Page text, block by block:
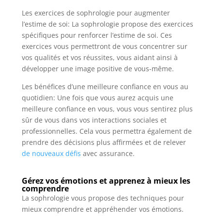
Les exercices de sophrologie pour augmenter
l’estime de soi: La sophrologie propose des exercices
spécifiques pour renforcer l’estime de soi. Ces
exercices vous permettront de vous concentrer sur
vos qualités et vos réussites, vous aidant ainsi à
développer une image positive de vous-même.
Les bénéfices d’une meilleure confiance en vous au
quotidien: Une fois que vous aurez acquis une
meilleure confiance en vous, vous vous sentirez plus
sûr de vous dans vos interactions sociales et
professionnelles. Cela vous permettra également de
prendre des décisions plus affirmées et de relever
de nouveaux défis avec assurance.
Gérez vos émotions et apprenez à mieux les
comprendre
La sophrologie vous propose des techniques pour
mieux comprendre et appréhender vos émotions.